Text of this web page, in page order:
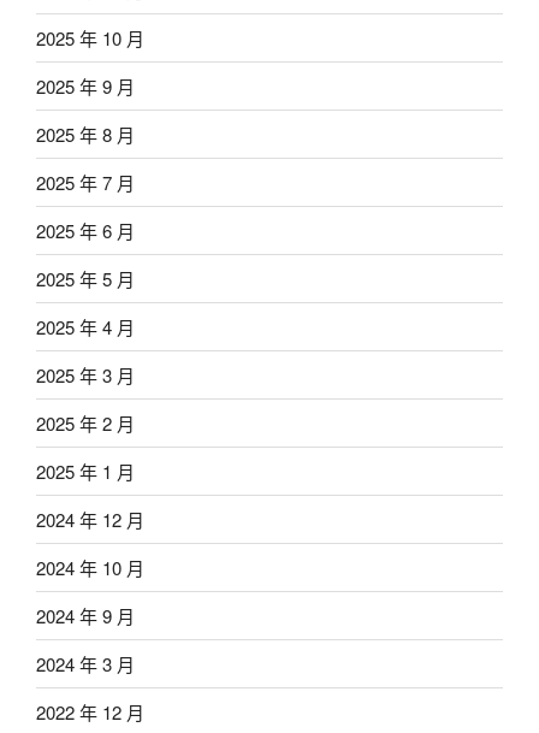
2025 年 10 月
2025 年 9 月
2025 年 8 月
2025 年 7 月
2025 年 6 月
2025 年 5 月
2025 年 4 月
2025 年 3 月
2025 年 2 月
2025 年 1 月
2024 年 12 月
2024 年 10 月
2024 年 9 月
2024 年 3 月
2022 年 12 月